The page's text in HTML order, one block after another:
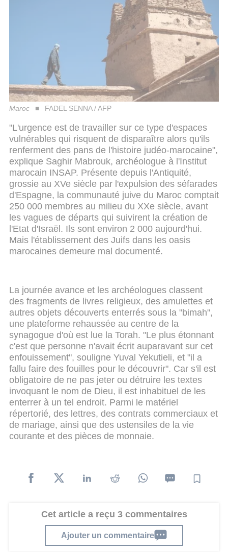
Maroc FADEL SENNA / AFP
"L'urgence est de travailler sur ce type d'espaces
vulnérables qui risquent de disparaître alors qu'ils
renferment des pans de l'histoire judéo-marocaine",
explique Saghir Mabrouk, archéologue à l'Institut
marocain INSAP. Présente depuis l'Antiquité,
grossie au XVe siècle par l'expulsion des séfarades
d'Espagne, la communauté juive du Maroc comptait
250 000 membres au milieu du XXe siècle, avant
les vagues de départs qui suivirent la création de
l'Etat d'Israël. Ils sont environ 2 000 aujourd'hui.
Mais l'établissement des Juifs dans les oasis
marocaines demeure mal documenté.
La journée avance et les archéologues classent
des fragments de livres religieux, des amulettes et
autres objets découverts enterrés sous la "bimah",
une plateforme rehaussée au centre de la
synagogue d'où est lue la Torah. "Le plus étonnant
c'est que personne n'avait écrit auparavant sur cet
enfouissement", souligne Yuval Yekutieli, et "il a
fallu faire des fouilles pour le découvrir". Car s'il est
obligatoire de ne pas jeter ou détruire les textes
invoquant le nom de Dieu, il est inhabituel de les
enterrer à un tel endroit. Parmi le matériel
répertorié, des lettres, des contrats commerciaux et
de mariage, ainsi que des ustensiles de la vie
courante et des pièces de monnaie.
Cet article a reçu 3 commentaires
Ajouter un commentaire